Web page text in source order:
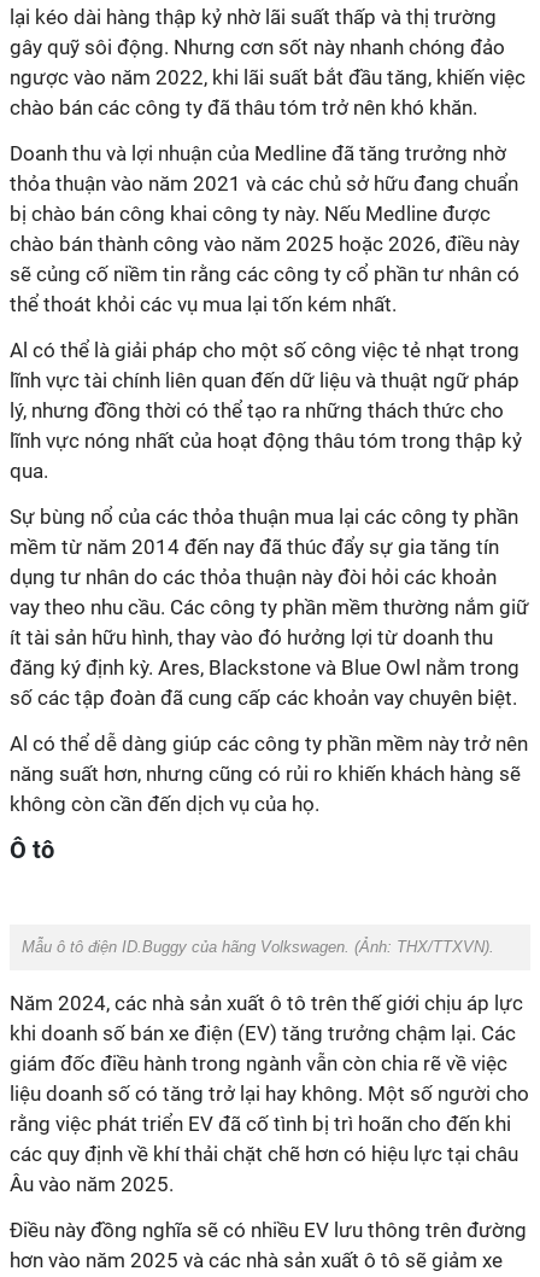
lại kéo dài hàng thập kỷ nhờ lãi suất thấp và thị trường
gây quỹ sôi động. Nhưng cơn sốt này nhanh chóng đảo
ngược vào năm 2022, khi lãi suất bắt đầu tăng, khiến việc
chào bán các công ty đã thâu tóm trở nên khó khăn.
Doanh thu và lợi nhuận của Medline đã tăng trưởng nhờ
thỏa thuận vào năm 2021 và các chủ sở hữu đang chuẩn
bị chào bán công khai công ty này. Nếu Medline được
chào bán thành công vào năm 2025 hoặc 2026, điều này
sẽ củng cố niềm tin rằng các công ty cổ phần tư nhân có
thể thoát khỏi các vụ mua lại tốn kém nhất.
Al có thể là giải pháp cho một số công việc tẻ nhạt trong
lĩnh vực tài chính liên quan đến dữ liệu và thuật ngữ pháp
lý, nhưng đồng thời có thể tạo ra những thách thức cho
lĩnh vực nóng nhất của hoạt động thâu tóm trong thập kỷ
qua.
Sự bùng nổ của các thỏa thuận mua lại các công ty phần
mềm từ năm 2014 đến nay đã thúc đẩy sự gia tăng tín
dụng tư nhân do các thỏa thuận này đòi hỏi các khoản
vay theo nhu cầu. Các công ty phần mềm thường nắm giữ
ít tài sản hữu hình, thay vào đó hưởng lợi từ doanh thu
đăng ký định kỳ. Ares, Blackstone và Blue Owl nằm trong
số các tập đoàn đã cung cấp các khoản vay chuyên biệt.
Al có thể dễ dàng giúp các công ty phần mềm này trở nên
năng suất hơn, nhưng cũng có rủi ro khiến khách hàng sẽ
không còn cần đến dịch vụ của họ.
Ô tô
Mẫu ô tô điện ID.Buggy của hãng Volkswagen. (Ảnh: THX/TTXVN).
Năm 2024, các nhà sản xuất ô tô trên thế giới chịu áp lực
khi doanh số bán xe điện (EV) tăng trưởng chậm lại. Các
giám đốc điều hành trong ngành vẫn còn chia rẽ về việc
liệu doanh số có tăng trở lại hay không. Một số người cho
rằng việc phát triển EV đã cố tình bị trì hoãn cho đến khi
các quy định về khí thải chặt chẽ hơn có hiệu lực tại châu
Âu vào năm 2025.
Điều này đồng nghĩa sẽ có nhiều EV lưu thông trên đường
hơn vào năm 2025 và các nhà sản xuất ô tô sẽ giảm xe